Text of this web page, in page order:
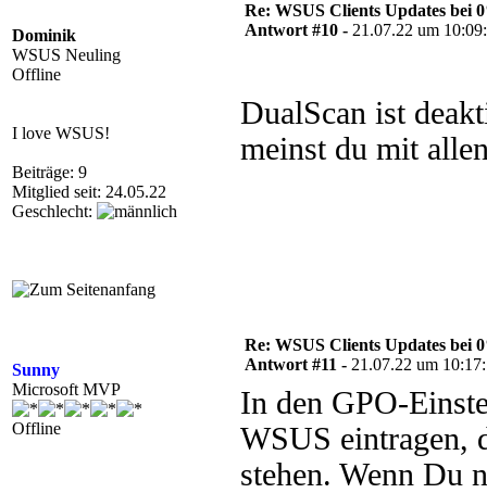
Dominik
WSUS Neuling
Offline
I love WSUS!
Beiträge: 9
Mitglied seit: 24.05.22
Geschlecht:
Re: WSUS Clients Updates bei
Antwort #10 - 21.07.22 um
DualScan ist
meinst du mit
Sunny
Microsoft MVP
Offline
Re: WSUS Clients Updates bei
Antwort #11 - 21.07.22 um
In den GPO-
WSUS eintragen,
stehen. Wenn Du